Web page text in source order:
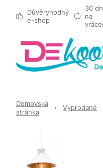
Důvěryhodný
e-shop
30
na
Domovská
stránka
Vyprodané